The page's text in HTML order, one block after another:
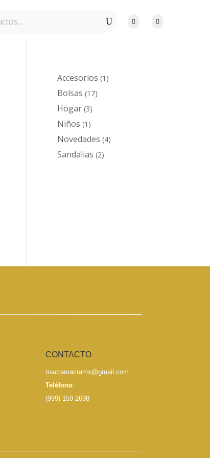
 
Accesorios 1 1
Bolsas 1717
Hogar 33
productos
Niños 1 1
producto
Novedades 44
Sandalias 22
CONTACTO
macramacramx@gmail.com
Teléfono:
(999) 159 2698